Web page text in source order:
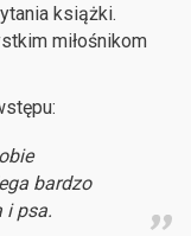
książki.
miłośnikom
bardzo
i psa.